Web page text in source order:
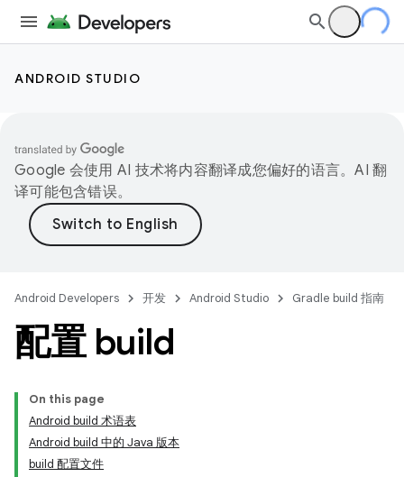
ANDROID STUDIO
Google 会使用 AI 技术将内容翻译成您偏好的语言。AI 翻
译可能包含错误。
Android Developers 开发 Android Studio Gradle build 指南
配置 build
On this page
Android build 术语表
Android build 中的 Java 版本
build 配置文件